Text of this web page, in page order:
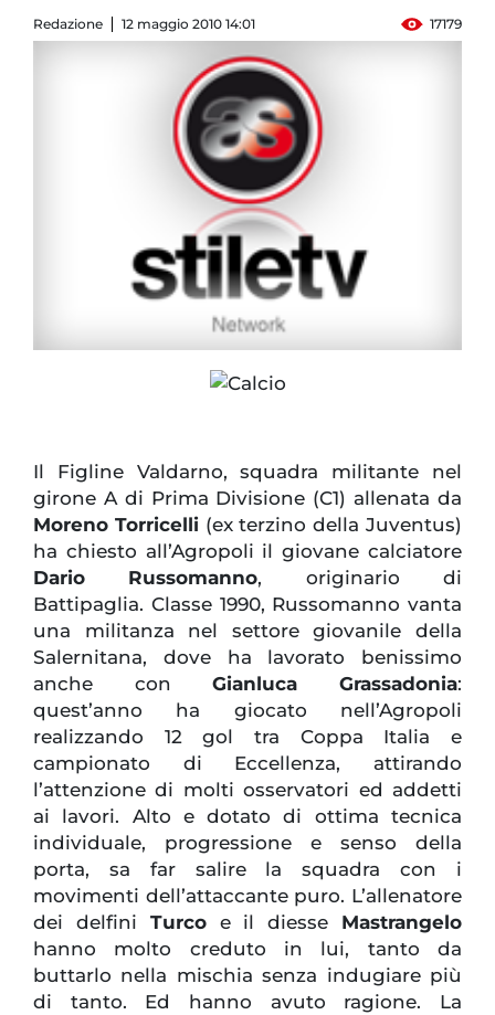
Redazione 12 maggio 2010 14:01 17179
Il Figline Valdarno, squadra militante nel
girone A di Prima Divisione (C1) allenata da
Moreno Torricelli (ex terzino della Juventus)
ha chiesto all’Agropoli il giovane calciatore
Dario Russomanno, originario di
Battipaglia. Classe 1990, Russomanno vanta
una militanza nel settore giovanile della
Salernitana, dove ha lavorato benissimo
anche conGianluca Grassadonia:
quest’anno ha giocato nell’Agropoli
realizzando 12 gol tra Coppa Italia e
campionato di Eccellenza, attirando
l’attenzione di molti osservatori ed addetti
ai lavori. Alto e dotato di ottima tecnica
individuale, progressione e senso della
porta, sa far salire la squadra con i
movimenti dell’attaccante puro. L’allenatore
dei delfini Turcoe il diesse Mastrangelo
hanno molto creduto in lui, tanto da
buttarlo nella mischia senza indugiare più
di tanto. Ed hanno avuto ragione. La